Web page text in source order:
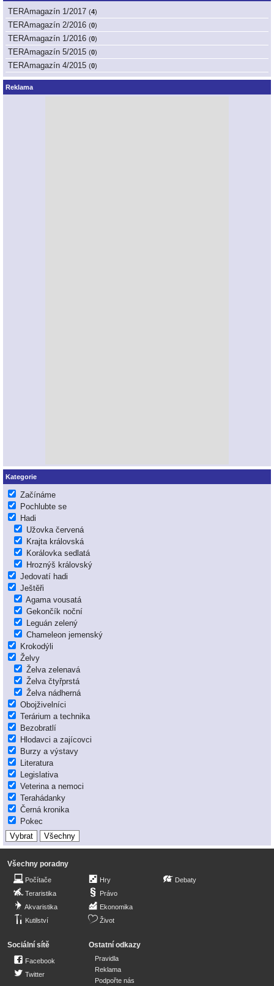
TERAmagazín 1/2017 (4)
TERAmagazín 2/2016 (0)
TERAmagazín 1/2016 (0)
TERAmagazín 5/2015 (0)
TERAmagazín 4/2015 (0)
Reklama
Kategorie
Začínáme
Pochlubte se
Hadi
Užovka červená
Krajta královská
Korálovka sedlatá
Hroznýš královský
Jedovatí hadi
Ještěři
Agama vousatá
Gekončík noční
Leguán zelený
Chameleon jemenský
Krokodýli
Želvy
Želva zelenavá
Želva čtyřprstá
Želva nádherná
Obojživelníci
Terárium a technika
Bezobratlí
Hlodavci a zajícovci
Burzy a výstavy
Literatura
Legislativa
Veterina a nemoci
Terahádanky
Černá kronika
Pokec
Všechny poradny
Počítače
Teraristika
Akvaristika
Kutilství
Hry
Právo
Ekonomika
Život
Debaty
Sociální sítě
Facebook
Twitter
Ostatní odkazy
Pravidla
Reklama
Podpořte nás